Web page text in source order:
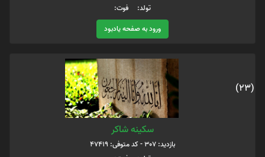
تولد: فوت:
ورود به صفحه یادبود
(23)
سکینه شاکر
بازدید: 307 - کد متوفی: 47419